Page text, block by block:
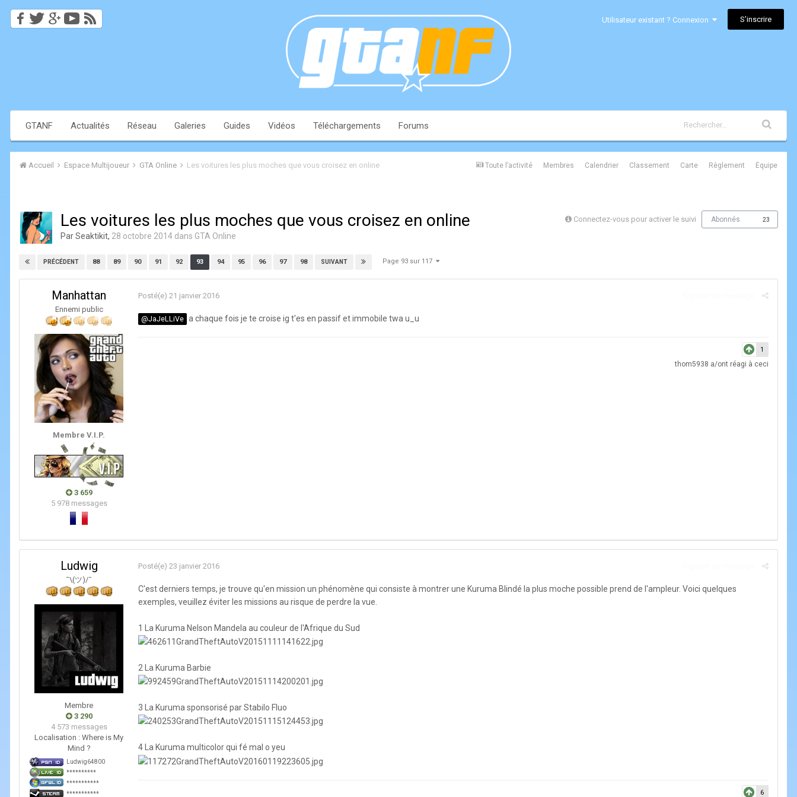
Utilisateur existant ? Connexion S’inscrire
GTANF Actualités Réseau Galeries Guides Vidéos Téléchargements Forums
Toute l’activité Membres Calendrier Classement Carte Règlement Équipe
Accueil Espace Multijoueur GTA Online Les voitures les plus moches que vous croisez en online
Connectez-vous pour activer le suivi Abonnés 23
Les voitures les plus moches que vous croisez en online
ParSeaktikit, 28 octobre 2014 dans GTA Online
PRÉCÉDENT 88 89 90 91 92 93 94 95 96 97 98 SUIVANT Page 93 sur 117
Manhattan
Ennemi public
Membre V.I.P.
3 659
5 978 messages
Posté(e) 21 janvier 2016
@JaJeLLiVe a chaque fois je te croise ig t'es en passif et immobile twa u_u
1
thom5938 a/ont réagi à ceci
Ludwig
¯\(ツ)/¯
Membre
3 290
4 573 messages
Localisation : Where is My
Mind ?
Ludwig64800
**********
***********
***********
Posté(e) 23 janvier 2016
C'est derniers temps, je trouve qu'en mission un phénomène qui consiste à montrer une Kuruma Blindé la plus moche possible prend de l'ampleur. Voici quelques
exemples, veuillez éviter les missions au risque de perdre la vue.
1 La Kuruma Nelson Mandela au couleur de l'Afrique du Sud
2 La Kuruma Barbie
3 La Kuruma sponsorisé par Stabilo Fluo
4 La Kuruma multicolor qui fé mal o yeu
6